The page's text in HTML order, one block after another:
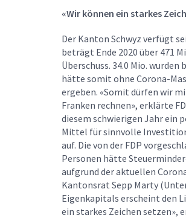
«Wir können ein starkes
Der Kanton Schwyz verfügt
beträgt Ende 2020 über 471
Überschuss. 34.0 Mio.
hätte somit ohne Corona-
ergeben. «Somit dürfen wir
Franken rechnen», erklärte
diesem schwierigen Jahr ein
Mittel für sinnvolle
auf. Die von der FDP
Personen hätte
aufgrund der aktuellen
Kantonsrat Sepp Marty
Eigenkapitals erscheint den
ein starkes Zeichen setzen»,